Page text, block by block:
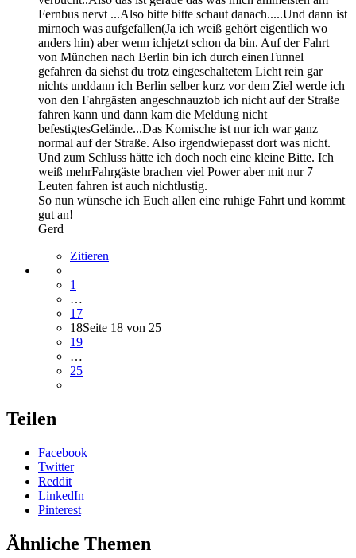
Fernbus nervt ...Also bitte bitte schaut danach.....Und dann ist
mirnoch was aufgefallen(Ja ich weiß gehört eigentlich wo
anders hin) aber wenn ichjetzt schon da bin. Auf der Fahrt
von München nach Berlin bin ich durch einenTunnel
gefahren da siehst du trotz eingeschaltetem Licht rein gar
nichts unddann ich Berlin selber kurz vor dem Ziel werde ich
von den Fahrgästen angeschnauztob ich nicht auf der Straße
fahren kann und dann kam die Meldung nicht
befestigtesGelände...Das Komische ist nur ich war ganz
normal auf der Straße. Also irgendwiepasst dort was nicht.
Und zum Schluss hätte ich doch noch eine kleine Bitte. Ich
weiß mehrFahrgäste brachen viel Power aber mit nur 7
Leuten fahren ist auch nichtlustig.
So nun wünsche ich Euch allen eine ruhige Fahrt und kommt
gut an!
Gerd
Zitieren
1
…
17
18Seite 18 von 25
19
…
25
Teilen
Facebook
Twitter
Reddit
LinkedIn
Pinterest
Ähnliche Themen